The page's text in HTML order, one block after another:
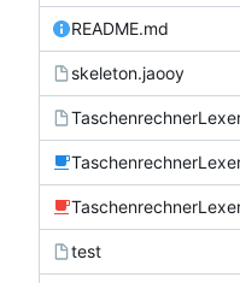
README.md
skeleton.jaooy
test